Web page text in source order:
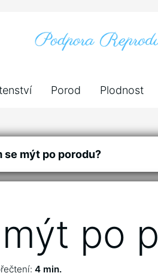
Porod Plodnost
se mýt po porodu?
po
4 min.